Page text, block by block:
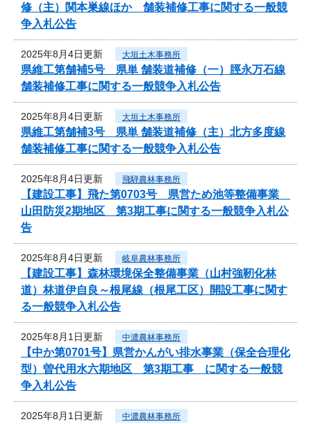
修（主）関本巣線ほか 舗装補修工事に関する一般競
争入札公告
2025年8月4日更新 大垣土木事務所
県維工第舗補5号 県単 舗装道補修（一）脛永万石線
舗装補修工事に関する一般競争入札公告
2025年8月4日更新 大垣土木事務所
県維工第舗補3号 県単 舗装道補修（主）北方多度線
舗装補修工事に関する一般競争入札公告
2025年8月4日更新 飛騨農林事務所
【建設工事】飛た第0703号 県営ため池等整備事業
山田防災2期地区 第3期工事に関する一般競争入札公
告
2025年8月4日更新 岐阜農林事務所
【建設工事】森林環境保全整備事業（山村強靭化林
道）林道伊自良～根尾線（根尾工区）開設工事に関す
る一般競争入札公告
2025年8月1日更新 中濃農林事務所
【中か第0701号】県営かんがい排水事業（保全合理化
型）曽代用水六期地区 第3期工事 に関する一般競
争入札公告
2025年8月1日更新 中濃農林事務所